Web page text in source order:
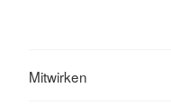
Mitwirken